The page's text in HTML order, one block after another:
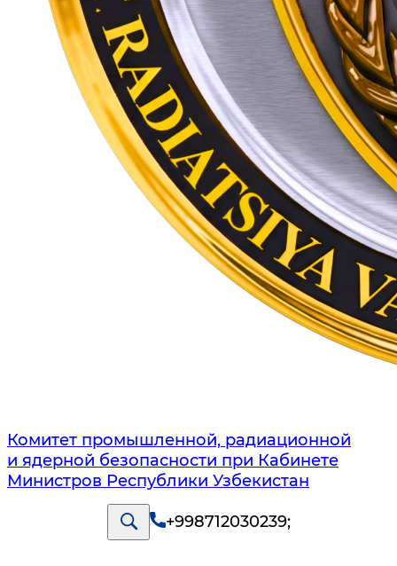
Комитет промышленной, радиационной
и ядерной безопасности при Кабинете
Министров Республики Узбекистан
+998712030239;